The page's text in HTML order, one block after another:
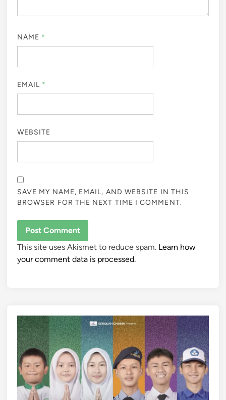
NAME *
EMAIL *
WEBSITE
SAVE MY NAME, EMAIL, AND WEBSITE IN THIS
BROWSER FOR THE NEXT TIME I COMMENT.
This site uses Akismet to reduce spam. Learn how
your comment data is processed.